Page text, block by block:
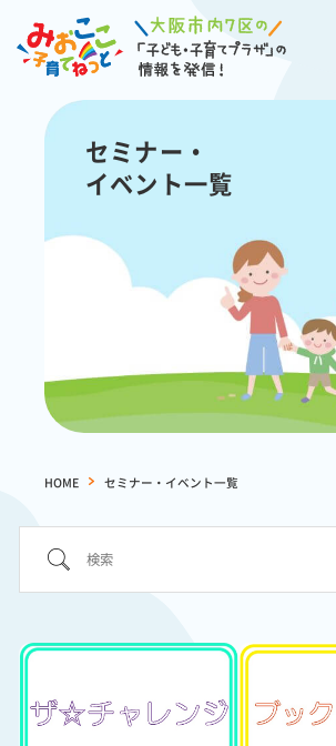
ック
ス
施設
紹介
セミナー・
イベント一覧
HOME > セミナー・イベント一覧
検索